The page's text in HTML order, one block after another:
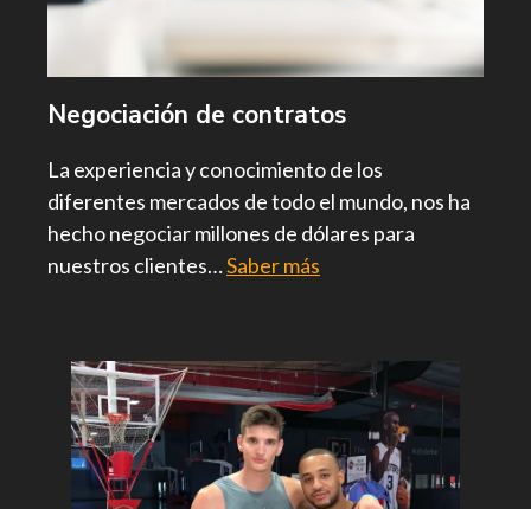
Negociación de contratos
La experiencia y conocimiento de los
diferentes mercados de todo el mundo, nos ha
hecho negociar millones de dólares para
nuestros clientes…Saber más